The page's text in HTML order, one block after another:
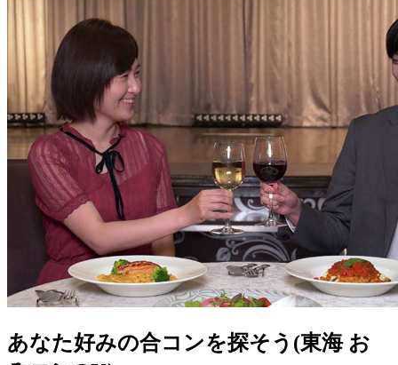
あなた好みの合コンを探そう(東海 お